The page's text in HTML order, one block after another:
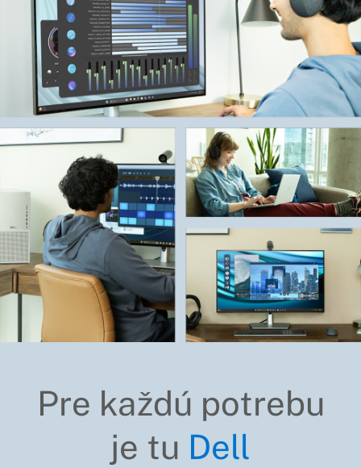
Pre každú potrebu
je tu Dell